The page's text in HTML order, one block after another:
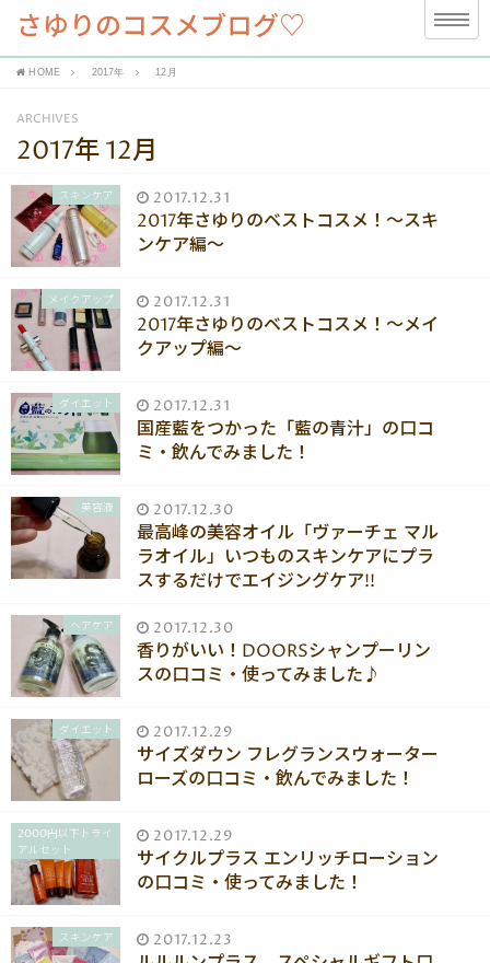
さゆりのコスメブログ♡
HOME 2017年 12月
ARCHIVES
2017年 12月
スキンケア 2017.12.31
2017年さゆりのベストコスメ！〜スキ
ンケア編〜
メイクアップ 2017.12.31
2017年さゆりのベストコスメ！〜メイ
クアップ編〜
ダイエット 2017.12.31
国産藍をつかった「藍の青汁」の口コ
ミ・飲んでみました！
美容液 2017.12.30
最高峰の美容オイル「ヴァーチェ マル
ラオイル」いつものスキンケアにプラ
スするだけでエイジングケア!!
ヘアケア 2017.12.30
香りがいい！DOORSシャンプーリン
スの口コミ・使ってみました♪
ダイエット 2017.12.29
サイズダウン フレグランスウォーター
ローズの口コミ・飲んでみました！
2000円以下トライ
アルセット
2017.12.29
サイクルプラス エンリッチローション
の口コミ・使ってみました！
スキンケア 2017.12.23